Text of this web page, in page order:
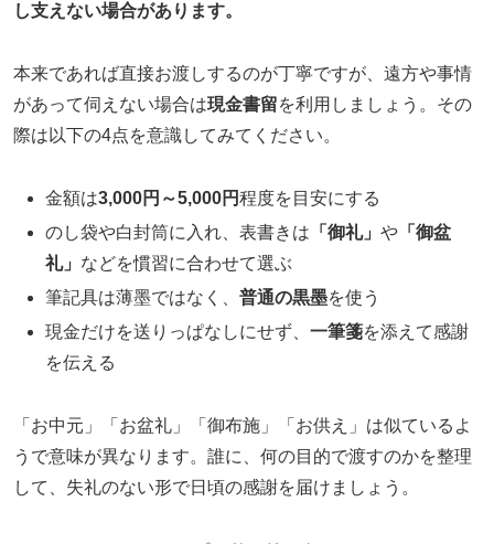
し支えない場合があります。
本来であれば直接お渡しするのが丁寧ですが、遠方や事情
があって伺えない場合は現金書留を利用しましょう。その
際は以下の4点を意識してみてください。
金額は3,000円～5,000円程度を目安にする
のし袋や白封筒に入れ、表書きは 「御礼」や 「御盆
礼」 などを慣習に合わせて選ぶ
筆記具は薄墨ではなく、普通の黒墨を使う
現金だけを送りっぱなしにせず、一筆箋を添えて感謝
を伝える
「お中元」「お盆礼」「御布施」「お供え」は似ているよ
うで意味が異なります。誰に、何の目的で渡すのかを整理
して、失礼のない形で日頃の感謝を届けましょう。